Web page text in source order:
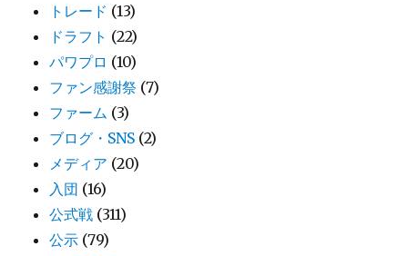
トレード (13)
ドラフト (22)
パワプロ (10)
ファン感謝祭 (7)
ファーム (3)
ブログ・SNS (2)
メディア (20)
入団 (16)
公式戦 (311)
公示 (79)